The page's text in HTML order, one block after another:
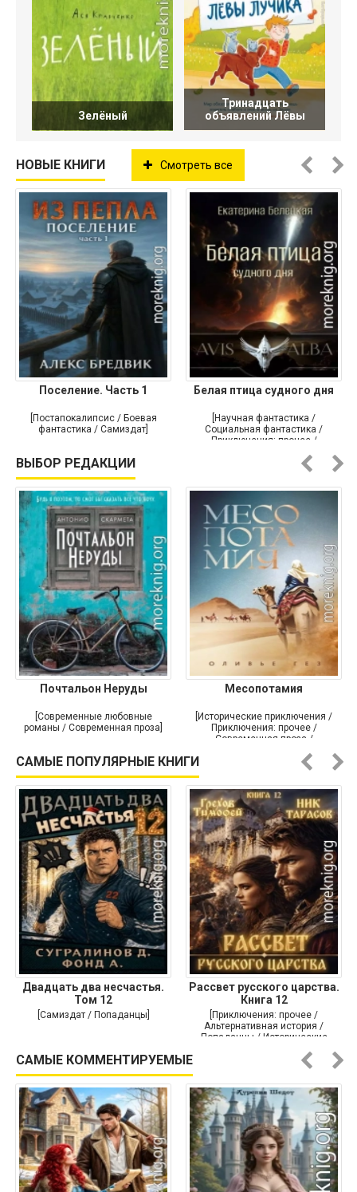
Зелёный
Тринадцать
объявлений Лёвы
НОВЫЕ КНИГИ Смотреть все
Поселение. Часть 1
[Постапокалипсис / Боевая
фантастика / Самиздат]
Белая птица судного дня
[Научная фантастика /
Социальная фантастика /
Приключения: прочее /
ВЫБОР РЕДАКЦИИ
Почтальон Неруды
[Современные любовные
романы / Современная проза]
Месопотамия
[Исторические приключения /
Приключения: прочее /
Современная проза /
САМЫЕ ПОПУЛЯРНЫЕ КНИГИ
Двадцать два несчастья.
Том 12
[Самиздат / Попаданцы]
Рассвет русского царства.
Книга 12
[Приключения: прочее /
Альтернативная история /
Попаданцы / Исторические
САМЫЕ КОММЕНТИРУЕМЫЕ